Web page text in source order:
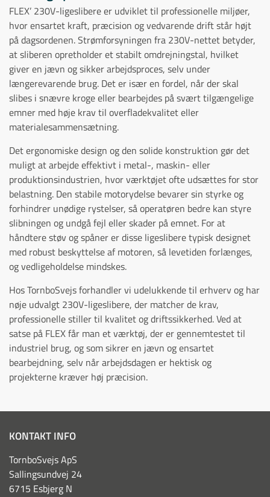
FLEX’ 230V-ligeslibere er udviklet til professionelle miljøer,
hvor ensartet kraft, præcision og vedvarende drift står højt
på dagsordenen. Strømforsyningen fra 230V-nettet betyder,
at sliberen opretholder et stabilt omdrejningstal, hvilket
giver en jævn og sikker arbejdsproces, selv under
længerevarende brug. Det er især en fordel, når der skal
slibes i snævre kroge eller bearbejdes på svært tilgængelige
emner med høje krav til overfladekvalitet eller
materialesammensætning.
Det ergonomiske design og den solide konstruktion gør det
muligt at arbejde effektivt i metal-, maskin- eller
produktionsindustrien, hvor værktøjet ofte udsættes for stor
belastning. Den stabile motorydelse bevarer sin styrke og
forhindrer unødige rystelser, så operatøren bedre kan styre
slibningen og undgå fejl eller skader på emnet. For at
håndtere støv og spåner er disse ligeslibere typisk designet
med robust beskyttelse af motoren, så levetiden forlænges,
og vedligeholdelse mindskes.
Hos TornboSvejs forhandler vi udelukkende til erhverv og har
nøje udvalgt 230V-ligeslibere, der matcher de krav,
professionelle stiller til kvalitet og driftssikkerhed. Ved at
satse på FLEX får man et værktøj, der er gennemtestet til
industriel brug, og som sikrer en jævn og ensartet
bearbejdning, selv når arbejdsdagen er hektisk og
projekterne kræver høj præcision.
KONTAKT INFO
TornboSvejs ApS
Sallingsundvej 24
6715 Esbjerg N